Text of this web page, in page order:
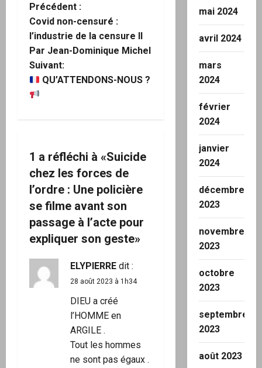
N
a
v
i
t
i
o
n
d
Précédent :
Covid non-censuré :
l’industrie de la censure II
Par Jean-Dominique Michel
Suivant:
QU’ATTENDONS-NOUS ?
1 a réfléchi à «Suicide
chez les forces de
l’ordre : Une policière
se filme avant son
passage à l’acte pour
expliquer son geste»
ELYPIERRE dit :
28 août 2023 à 1h34
DIEU a créé
l’HOMME en
ARGILE .
Tout les hommes
ne sont pas égaux .
mai 2024
avril 2024
mars
2024
février
2024
janvier
2024
décembre
2023
novembre
2023
octobre
2023
septembre
2023
août 2023